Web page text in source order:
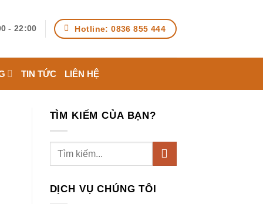
- 22:00 Hotline: 0836 855 444
TIN TỨC LIÊN HỆ
TÌM KIẾM CỦA BẠN?
DỊCH VỤ CHÚNG TÔI